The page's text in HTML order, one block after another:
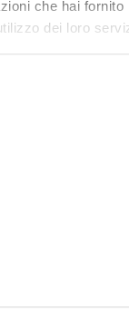
che hai fornito
dei loro